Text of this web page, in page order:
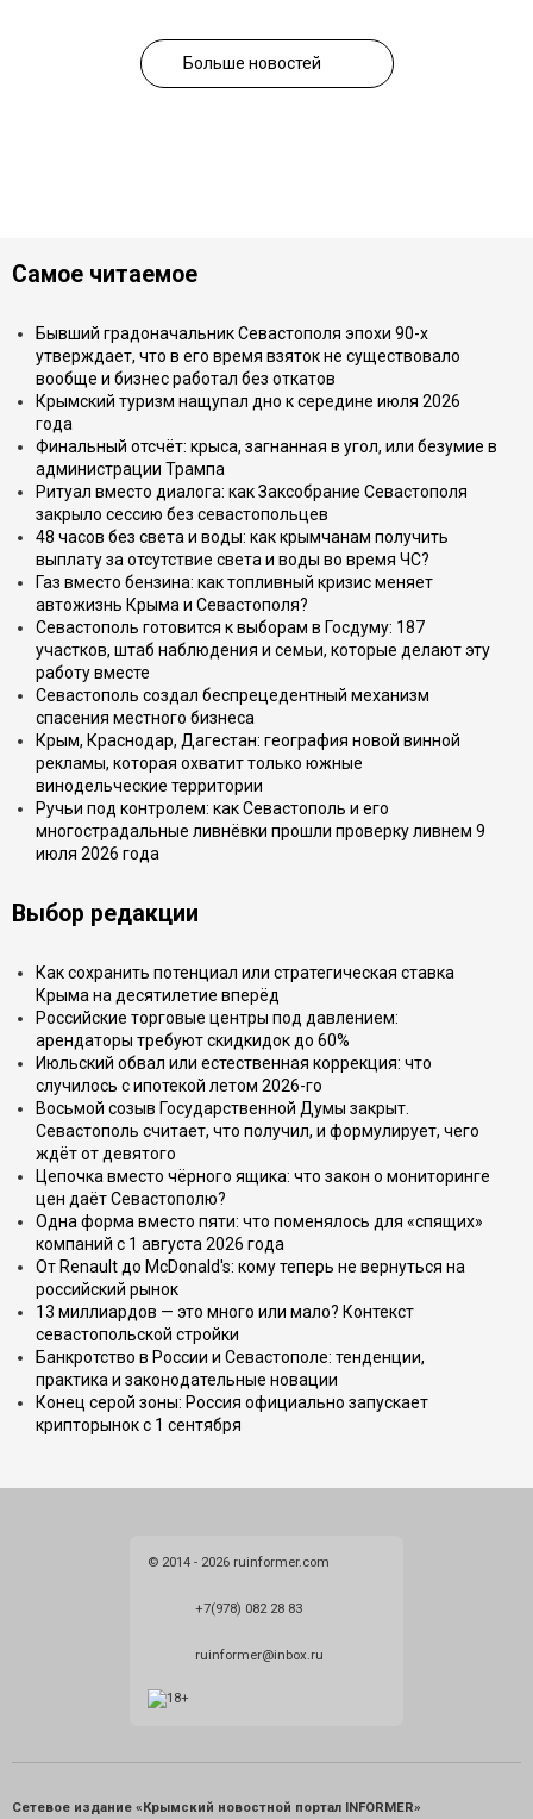
Больше новостей
Самое читаемое
Бывший градоначальник Севастополя эпохи 90-х
утверждает, что в его время взяток не существовало
вообще и бизнес работал без откатов
Крымский туризм нащупал дно к середине июля 2026
года
Финальный отсчёт: крыса, загнанная в угол, или безумие в
администрации Трампа
Ритуал вместо диалога: как Заксобрание Севастополя
закрыло сессию без севастопольцев
48 часов без света и воды: как крымчанам получить
выплату за отсутствие света и воды во время ЧС?
Газ вместо бензина: как топливный кризис меняет
автожизнь Крыма и Севастополя?
Севастополь готовится к выборам в Госдуму: 187
участков, штаб наблюдения и семьи, которые делают эту
работу вместе
Севастополь создал беспрецедентный механизм
спасения местного бизнеса
Крым, Краснодар, Дагестан: география новой винной
рекламы, которая охватит только южные
винодельческие территории
Ручьи под контролем: как Севастополь и его
многострадальные ливнёвки прошли проверку ливнем 9
июля 2026 года
Выбор редакции
Как сохранить потенциал или стратегическая ставка
Крыма на десятилетие вперёд
Российские торговые центры под давлением:
арендаторы требуют скидкидок до 60%
Июльский обвал или естественная коррекция: что
случилось с ипотекой летом 2026-го
Восьмой созыв Государственной Думы закрыт.
Севастополь считает, что получил, и формулирует, чего
ждёт от девятого
Цепочка вместо чёрного ящика: что закон о мониторинге
цен даёт Севастополю?
Одна форма вместо пяти: что поменялось для «спящих»
компаний с 1 августа 2026 года
От Renault до McDonald's: кому теперь не вернуться на
российский рынок
13 миллиардов — это много или мало? Контекст
севастопольской стройки
Банкротство в России и Севастополе: тенденции,
практика и законодательные новации
Конец серой зоны: Россия официально запускает
крипторынок с 1 сентября
© 2014 - 2026 ruinformer.com
+7(978) 082 28 83
ruinformer@inbox.ru
Сетевое издание «Крымский новостной портал INFORMER»